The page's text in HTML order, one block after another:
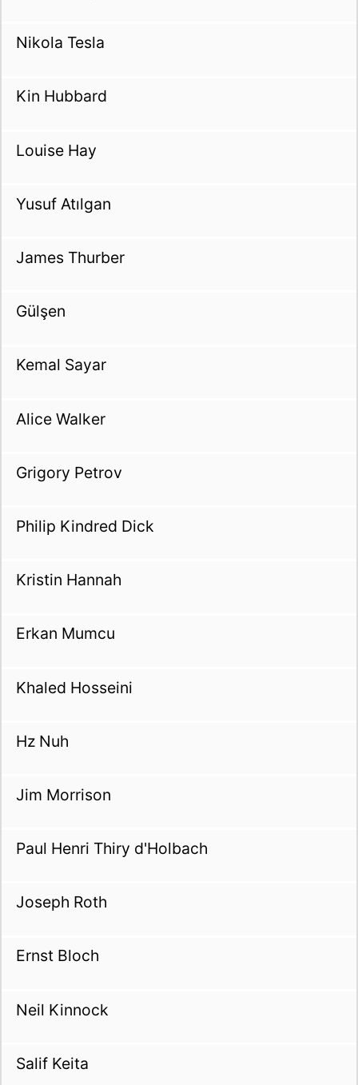
Nikola Tesla
Kin Hubbard
Louise Hay
Yusuf Atılgan
James Thurber
Gülşen
Kemal Sayar
Alice Walker
Grigory Petrov
Philip Kindred Dick
Kristin Hannah
Erkan Mumcu
Khaled Hosseini
Hz Nuh
Jim Morrison
Paul Henri Thiry d'Holbach
Joseph Roth
Ernst Bloch
Neil Kinnock
Salif Keita